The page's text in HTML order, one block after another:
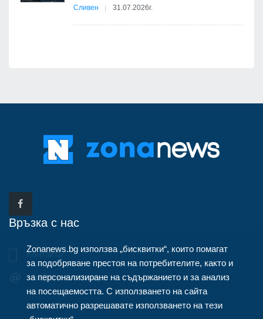
Сливен 31.07.2026г.
Връзка с нас
Контакти
info@zonanews.bg
Zonanews.bg използва „бисквитки“, които помагат
за подобряване престоя на потребителите, както и
за персонализиране на съдържанието и за анализ
на посещаемостта. С използването на сайта
автоматично разрешавате използването на тези